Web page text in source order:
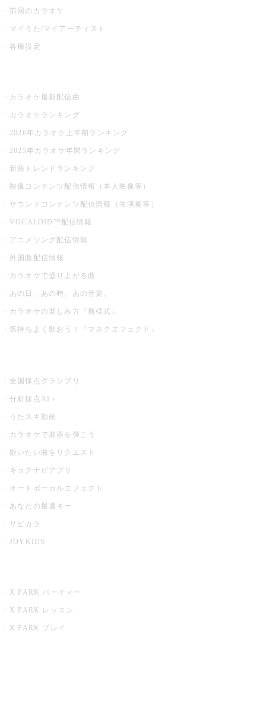
前回のカラオケ
マイうた/マイアーティスト
各種設定
カラオケ最新配信曲
カラオケランキング
2026年カラオケ上半期ランキング
2025年カラオケ年間ランキング
新曲トレンドランキング
映像コンテンツ配信情報（本人映像等）
サウンドコンテンツ配信情報（生演奏等）
VOCALOID™配信情報
アニメソング配信情報
外国曲配信情報
カラオケで盛り上がる曲
あの日、あの時、あの音楽。
カラオケの楽しみ方『新様式』
気持ちよく歌おう！『マスクエフェクト』
全国採点グランプリ
分析採点AI＋
うたスキ動画
カラオケで楽器を弾こう
歌いたい曲をリクエスト
キョクナビアプリ
オートボーカルエフェクト
あなたの最適キー
サビカラ
JOYKIDS
X PARK パーティー
X PARK レッスン
X PARK プレイ